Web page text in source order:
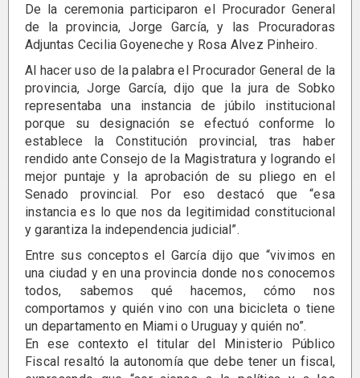
De la ceremonia participaron el Procurador General
de la provincia, Jorge García, y las Procuradoras
Adjuntas Cecilia Goyeneche y Rosa Alvez Pinheiro.
Al hacer uso de la palabra el Procurador General de la
provincia, Jorge García, dijo que la jura de Sobko
representaba una instancia de júbilo institucional
porque su designación se efectuó conforme lo
establece la Constitución provincial, tras haber
rendido ante Consejo de la Magistratura y logrando el
mejor puntaje y la aprobación de su pliego en el
Senado provincial. Por eso destacó que “esa
instancia es lo que nos da legitimidad constitucional
y garantiza la independencia judicial”.
Entre sus conceptos el García dijo que “vivimos en
una ciudad y en una provincia donde nos conocemos
todos, sabemos qué hacemos, cómo nos
comportamos y quién vino con una bicicleta o tiene
un departamento en Miami o Uruguay y quién no”.
En ese contexto el titular del Ministerio Público
Fiscal resaltó la autonomía que debe tener un fiscal,